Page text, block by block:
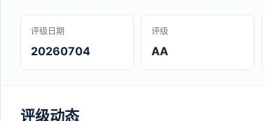
评级日期
20260704
评级
AA
评级动态